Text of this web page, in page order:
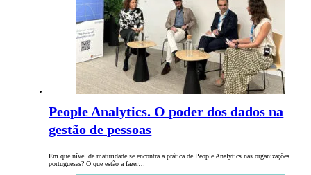
People Analytics. O poder dos dados na
gestão de pessoas
Em que nível de maturidade se encontra a prática de People Analytics nas organizações
portuguesas? O que estão a fazer…